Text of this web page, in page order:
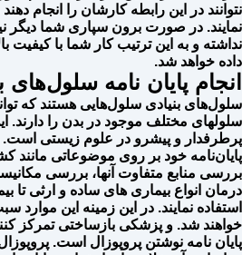
نتوانند در این رابطه کارشان را انجام
نمایند. در صورت برون سپاری شما دیگر
نداشته و به این ترتیب کار شما با کیفیت
داده خواهد شد.
انجام پایان نامه سلول‌های
سلول‌های بنیادی سلول‌هایی هستند که
سلولهای مختلف موجود در بدن را دارند.
پرطرفدار و پیشرو در علوم زیستی است.
پایان‌نامه خود بر روی موضوعاتی مانند
بررسی منابع متفاوت آنها، بررسی
درمان انواع بیماری های ساده و ارثی تا
استفاده نمایند. در این زمینه این
خواهند شد. و پزشکی بازساختی تمرکز
پایان نامه نوشتن پروپوزال است.